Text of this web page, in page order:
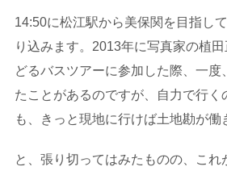
14:50に松江駅から美保関を目指し
り込みます。2013年に写真家の植
どるバスツアーに参加した際、一度
たことがあるのですが、自力で行く
も、きっと現地に行けば土地勘が働
と、張り切ってはみたものの、こ